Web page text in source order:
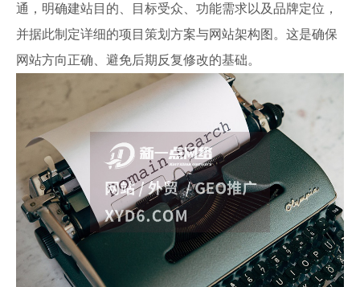
通，明确建站目的、目标受众、功能需求以及品牌定位，
并据此制定详细的项目策划方案与网站架构图。这是确保
网站方向正确、避免后期反复修改的基础。